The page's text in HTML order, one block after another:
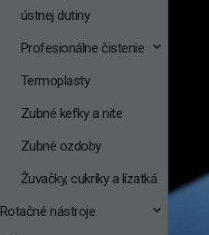
ústnej dutiny
Profesionálne čistenie
Termoplasty
Zubné kefky a nite
Zubné ozdoby
Žuvačky, cukríky a lízatká
Rotačné nástroje